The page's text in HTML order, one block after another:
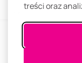
treści oraz